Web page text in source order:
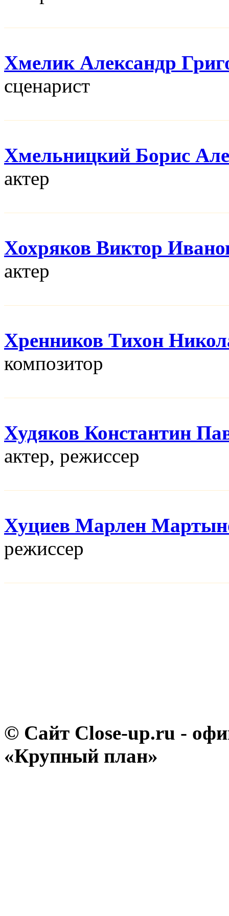
Хмелик Александр
сценарист
Хмельницкий Борис
актер
Хохряков Виктор
актер
Хренников Тихон
композитор
Худяков Константин
актер, режисcер
Хуциев Марлен
режисcер
© Сайт Close-up.ru -
«Крупный план»